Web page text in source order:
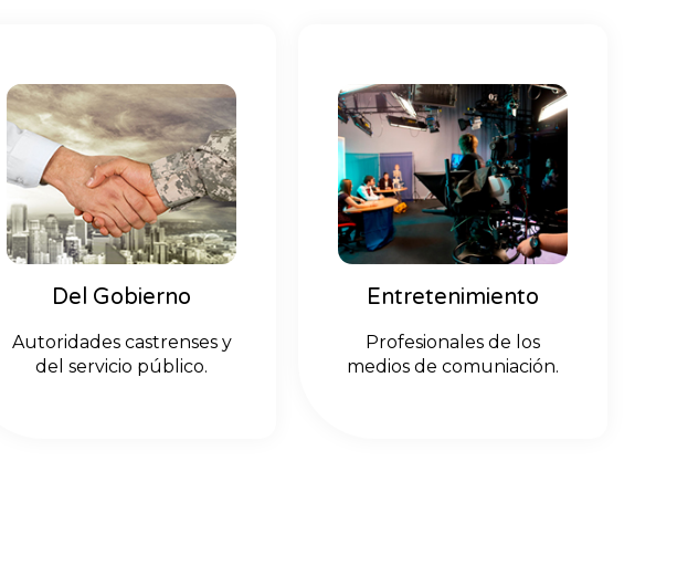
Del Gobierno
Autoridades castrenses y
del servicio público.
Entretenimiento
Profesionales de los
medios de comuniación.